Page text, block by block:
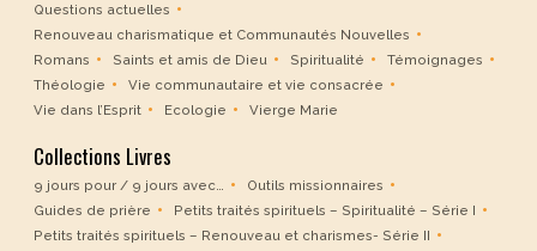
Questions actuelles
Renouveau charismatique et Communautés Nouvelles
Romans
Saints et amis de Dieu Spiritualité
Témoignages
Théologie
Vie communautaire et vie consacrée
Vie dans l’Esprit
Ecologie Vierge Marie
Collections Livres
9 jours pour / 9 jours avec…
Outils missionnaires
Guides de prière
Petits traités spirituels – Spiritualité – Série I
Petits traités spirituels – Renouveau et charismes- Série II